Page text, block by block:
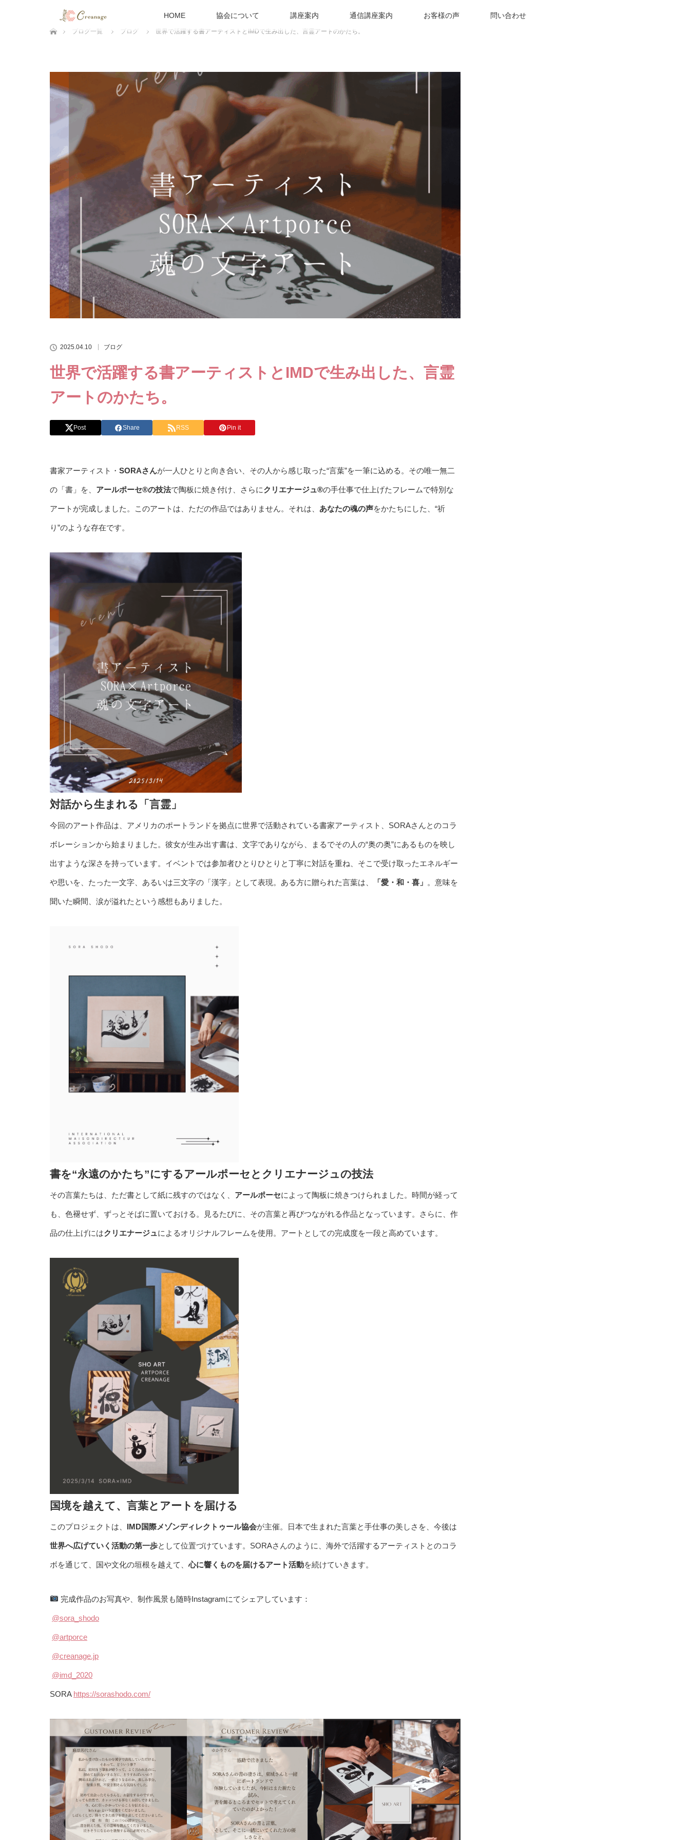
HOME 協会について 講座案内 通信講座案内 お客様の声 問い合わせ
ホーム
ブログ一覧
ブログ 世界で活躍する書アーティストとIMDで生み出した、言霊アートのかたち。
2025.04.10 ブログ
世界で活躍する書アーティストとIMDで生み出した、言霊
アートのかたち。
Post Share RSS Pin it
書家アーティスト・ SORAさんが一人ひとりと向き合い、その人から感じ取った“言葉”を一筆に込める。その唯一無二
の「書」を、 アールポーセ®︎の技法で陶板に焼き付け、さらにクリエナージュ®︎の手仕事で仕上げたフレームで特別な
アートが完成しました。このアートは、ただの作品ではありません。それは、 あなたの魂の声をかたちにした、“祈
り”のような存在です。
対話から生まれる「言霊」
今回のアート作品は、アメリカのポートランドを拠点に世界で活動されている書家アーティスト、SORAさんとのコラ
ボレーションから始まりました。彼女が生み出す書は、文字でありながら、まるでその人の“奥の奥”にあるものを映し
出すような深さを持っています。イベントでは参加者ひとりひとりと丁寧に対話を重ね、そこで受け取ったエネルギー
や思いを、たった一文字、あるいは三文字の「漢字」として表現。ある方に贈られた言葉は、 「愛・和・喜」 。意味を
聞いた瞬間、涙が溢れたという感想もありました。
書を“永遠のかたち”にするアールポーセとクリエナージュの技法
その言葉たちは、ただ書として紙に残すのではなく、 アールポーセによって陶板に焼きつけられました。時間が経って
も、色褪せず、ずっとそばに置いておける。見るたびに、その言葉と再びつながれる作品となっています。さらに、作
品の仕上げにはクリエナージュによるオリジナルフレームを使用。アートとしての完成度を一段と高めています。
国境を越えて、言葉とアートを届ける
このプロジェクトは、 IMD国際メゾンディレクトゥール協会が主催。日本で生まれた言葉と手仕事の美しさを、今後は
世界へ広げていく活動の第一歩として位置づけています。SORAさんのように、海外で活躍するアーティストとのコラ
ボを通じて、国や文化の垣根を越えて、心に響くものを届けるアート活動を続けていきます。
完成作品のお写真や、制作風景も随時Instagramにてシェアしています：
@sora_shodo
@artporce
@creanage.jp
@imd_2020
SORA https://sorashodo.com/